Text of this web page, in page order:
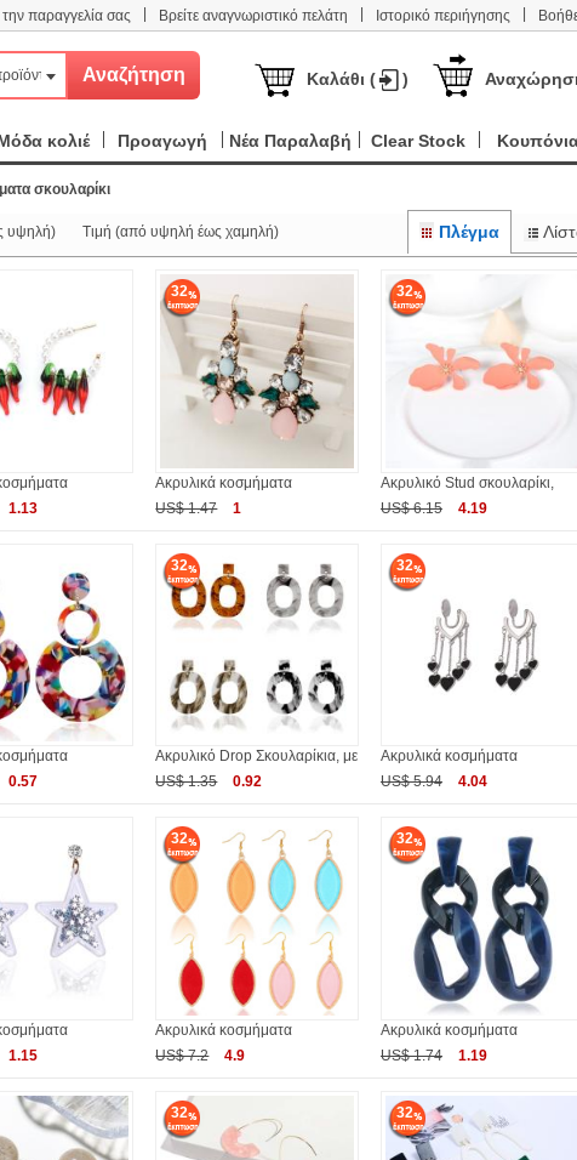
παραγγελία σας Βρείτε αναγνωριστικό πελάτη Ιστορικό περιήγησης
Καλάθι ( )
κολιέ Προαγωγή Νέα Παραλαβή Clear Stock
σκουλαρίκι
υψηλή) Τιμή (από υψηλή έως χαμηλή) Πλέγμα
1.13
32
Ακρυλικά κοσμήματα
US$ 1.47
1
32
Ακρυλικό Stud σκουλαρίκι,
US$ 6.15
4.19
0.57
32
Ακρυλικό Drop Σκουλαρίκια, με
US$ 1.35
0.92
32
Ακρυλικά κοσμήματα
US$ 5.94
4.04
1.15
32
Ακρυλικά κοσμήματα
US$ 7.2
4.9
32
Ακρυλικά κοσμήματα
US$ 1.74
1.19
32 32